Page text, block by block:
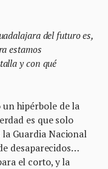
del futuro es,
estamos
y con qué
un hipérbole de la
es que solo
Guardia Nacional
desaparecidos…
el corto, y la